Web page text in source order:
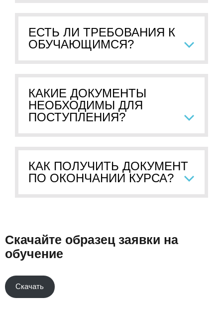
ЕСТЬ ЛИ ТРЕБОВАНИЯ К
ОБУЧАЮЩИМСЯ?
КАКИЕ ДОКУМЕНТЫ
НЕОБХОДИМЫ ДЛЯ
ПОСТУПЛЕНИЯ?
КАК ПОЛУЧИТЬ ДОКУМЕНТ
ПО ОКОНЧАНИИ КУРСА?
Скачайте образец заявки на
обучение
Скачать